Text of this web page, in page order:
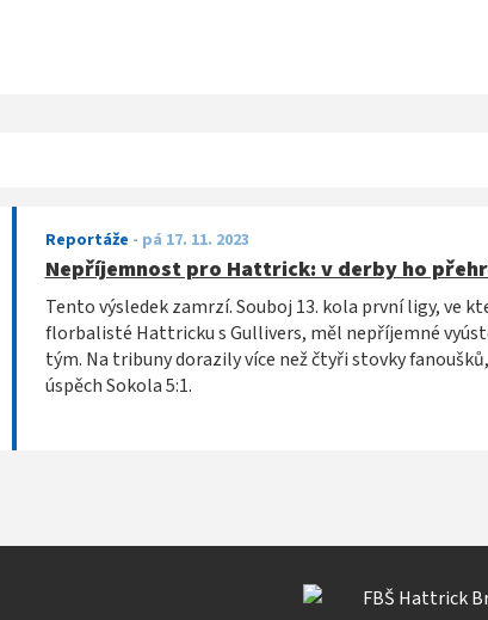
Reportáže - pá 17. 11. 2023
Nepříjemnost pro Hattrick: v derby ho
Tento výsledek zamrzí. Souboj 13. kola první ligy, ve
florbalisté Hattricku s Gullivers, měl nepříjemné
tým. Na tribuny dorazily více než čtyři stovky
úspěch Sokola 5:1.